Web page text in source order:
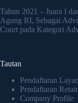
Tahun 2021 – Juara I
Agung RI, Sebagai
Court pada Kategori
Tautan
Pendaftaran
Pendaftaran
Company Profile